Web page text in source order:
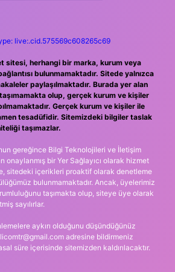
live:.cid.575569c608265c69
sitesi, herhangi bir marka, kurum veya
bulunmamaktadır. Sitede yalnızca
paylaşılmaktadır. Burada yer alan
olup, gerçek kurum ve kişiler
Gerçek kurum ve kişiler ile
tesadüfidir. Sitemizdeki bilgiler taslak
taşımazlar.
gereğince Bilgi Teknolojileri ve İletişim
onaylanmış bir Yer Sağlayıcı olarak hizmet
sitedeki içerikleri proaktif olarak denetleme
bulunmamaktadır. Ancak, üyelerimiz
taşımakta olup, siteye üye olarak
sayılırlar.
aykırı olduğunu düşündüğünüz
adresine bildirmeniz
süre içerisinde sitemizden kaldırılacaktır.